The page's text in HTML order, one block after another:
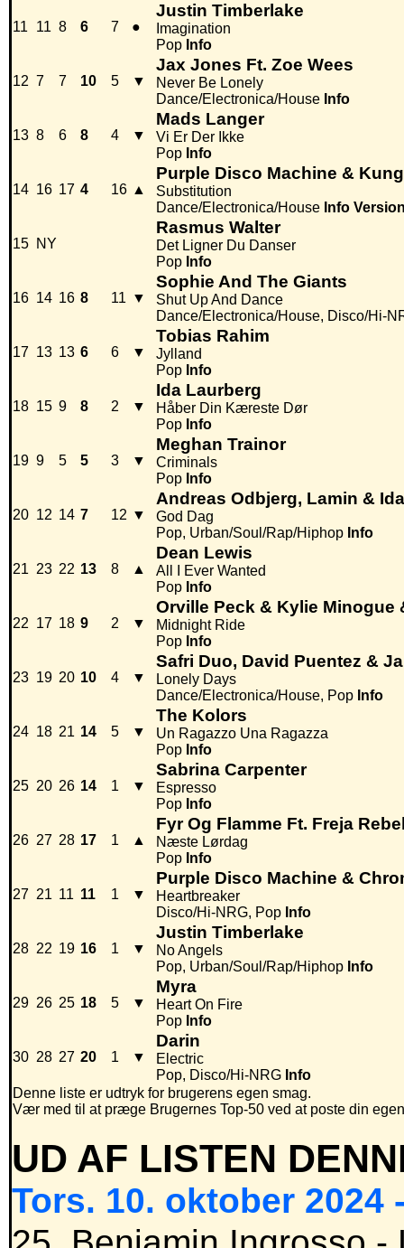
11 11 8 6 7 ●
Justin Timberlake
Imagination
Pop Info
12 7 7 10 5 ▼
Jax Jones Ft. Zoe Wees
Never Be Lonely
Dance/Electronica/House Info
13 8 6 8 4 ▼
Mads Langer
Vi Er Der Ikke
Pop Info
14 16 17 4 16 ▲
Purple Disco Machine &
Substitution
Dance/Electronica/House Info
15 NY
Rasmus Walter
Det Ligner Du Danser
Pop Info
16 14 16 8 11 ▼
Sophie And The Giants
Shut Up And Dance
Dance/Electronica/House, Disco/Hi-
17 13 13 6 6 ▼
Tobias Rahim
Jylland
Pop Info
18 15 9 8 2 ▼
Ida Laurberg
Håber Din Kæreste Dør
Pop Info
19 9 5 5 3 ▼
Meghan Trainor
Criminals
Pop Info
20 12 14 7 12 ▼
Andreas Odbjerg, Lamin &
God Dag
Pop, Urban/Soul/Rap/Hiphop Info
21 23 22 13 8 ▲
Dean Lewis
All I Ever Wanted
Pop Info
22 17 18 9 2 ▼
Orville Peck & Kylie Minogue
Midnight Ride
Pop Info
23 19 20 10 4 ▼
Safri Duo, David Puentez &
Lonely Days
Dance/Electronica/House, Pop Info
24 18 21 14 5 ▼
The Kolors
Un Ragazzo Una Ragazza
Pop Info
25 20 26 14 1 ▼
Sabrina Carpenter
Espresso
Pop Info
26 27 28 17 1 ▲
Fyr Og Flamme Ft. Freja
Næste Lørdag
Pop Info
27 21 11 11 1 ▼
Purple Disco Machine &
Heartbreaker
Disco/Hi-NRG, Pop Info
28 22 19 16 1 ▼
Justin Timberlake
No Angels
Pop, Urban/Soul/Rap/Hiphop Info
29 26 25 18 5 ▼
Myra
Heart On Fire
Pop Info
30 28 27 20 1 ▼
Darin
Electric
Pop, Disco/Hi-NRG Info
Denne liste er udtryk for brugerens egen smag.
Vær med til at præge Brugernes Top-50 ved at poste din
UD AF LISTEN
Tors. 10. oktober 2024